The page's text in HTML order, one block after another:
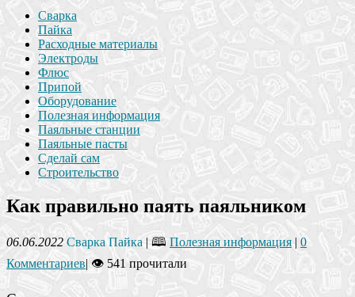
Сварка
Пайка
Расходные материалы
Электроды
Флюс
Припой
Оборудование
Полезная информация
Паяльные станции
Паяльные пасты
Сделай сам
Строительство
Как правильно паять паяльником
06.06.2022 Сварка Пайка | 🕮 Полезная информация | 0
Комментариев| 👁 541 прочитали